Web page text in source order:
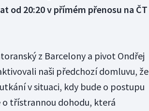
od 20:20 v přímém přenosu na ČT
z Barcelony a pivot Ondřej
naši předchozí domluvu, že
v situaci, kdy bude o postupu
o třístrannou dohodu, která